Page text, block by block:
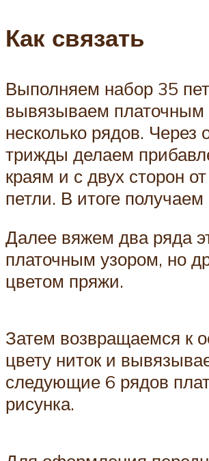
Как связать
Выполняем набор 35
вывязываем платочным
несколько рядов. Через
трижды делаем
краям и с двух сторон
петли. В итоге получаем
Далее вяжем два ряда
платочным узором, но
цветом пряжи.
Затем возвращаемся к
цвету ниток и
следующие 6 рядов
рисунка.